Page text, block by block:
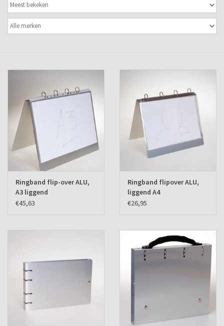
Docu-mappen
Verzenddozen
Ringband flip-over ALU,
A3 liggend
€45,63
Ringband flipover ALU,
liggend A4
€26,95